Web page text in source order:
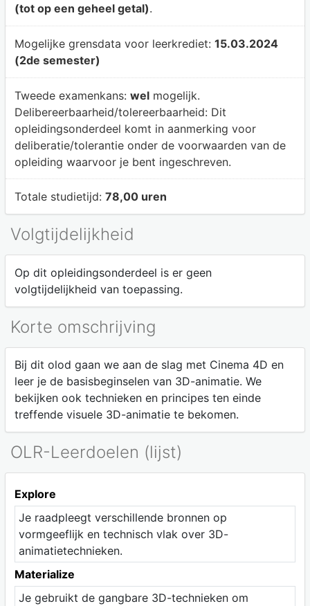
(tot op een geheel getal).
Mogelijke grensdata voor leerkrediet: 15.03.2024
(2de semester)
Tweede examenkans: welmogelijk.
Delibereerbaarheid/tolereerbaarheid: Dit
opleidingsonderdeel komt in aanmerking voor
deliberatie/tolerantie onder de voorwaarden van de
opleiding waarvoor je bent ingeschreven.
Totale studietijd: 78,00 uren
Volgtijdelijkheid
Op dit opleidingsonderdeel is er geen
volgtijdelijkheid van toepassing.
Korte omschrijving
Bij dit olod gaan we aan de slag met Cinema 4D en
leer je de basisbeginselen van 3D-animatie. We
bekijken ook technieken en principes ten einde
treffende visuele 3D-animatie te bekomen.
OLR-Leerdoelen (lijst)
Explore
Je raadpleegt verschillende bronnen op
vormgeeflijk en technisch vlak over 3D-
animatietechnieken.
Materialize
Je gebruikt de gangbare 3D-technieken om